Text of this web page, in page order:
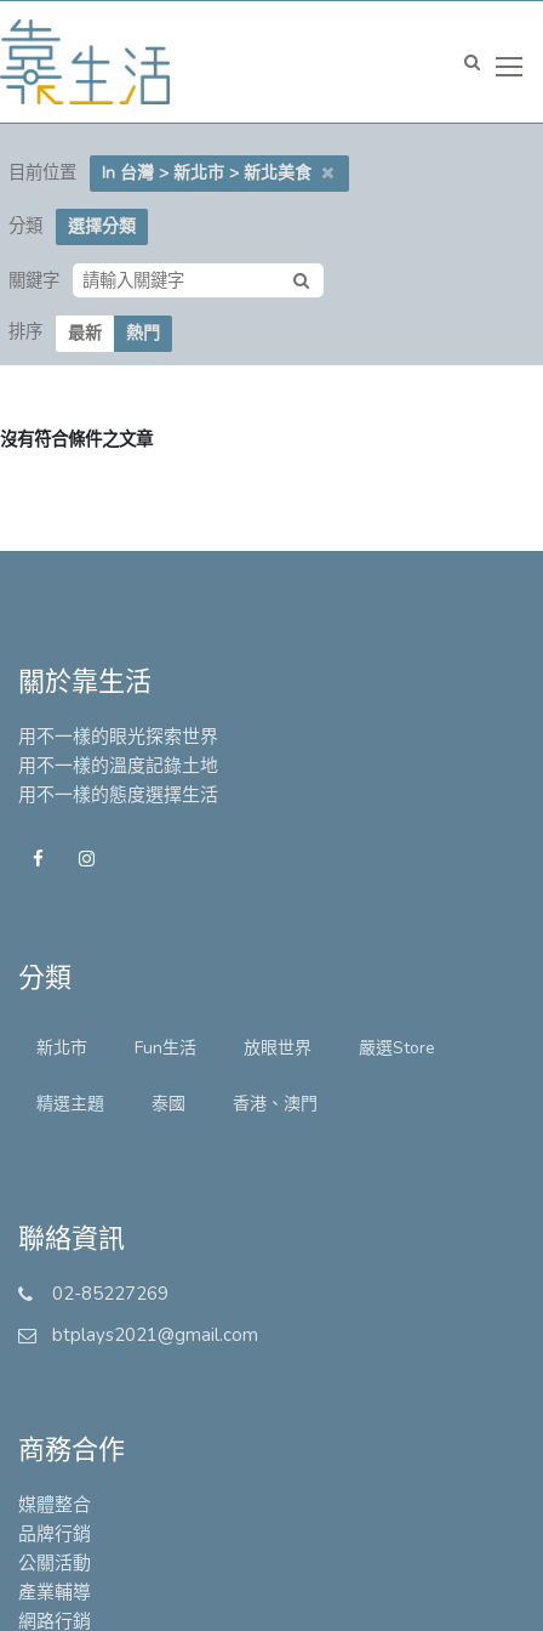
目前位置 In 台灣 > 新北市 > 新北美食
分類 選擇分類
關鍵字
排序 最新 熱門
沒有符合條件之文章
關於靠生活
用不一樣的眼光探索世界
用不一樣的溫度記錄土地
用不一樣的態度選擇生活
分類
新北市 Fun生活 放眼世界 嚴選Store
精選主題 泰國 香港、澳門
聯絡資訊
02-85227269
btplays2021@gmail.com
商務合作
媒體整合
品牌行銷
公關活動
產業輔導
網路行銷